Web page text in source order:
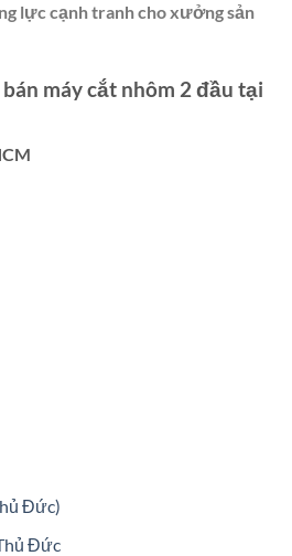
lực cạnh tranh cho xưởng sản
máy cắt nhôm 2 đầu tại
Đức)
Đức